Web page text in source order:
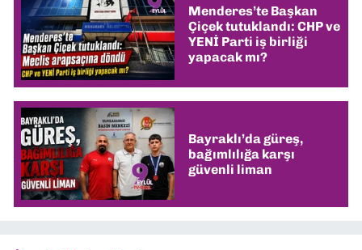
Menderes’te Başkan
Çiçek tutuklandı: CHP ve
YENİ Parti iş birliği
yapacak mı?
Bayraklı’da güreş,
bağımlılığa karşı
güvenli liman